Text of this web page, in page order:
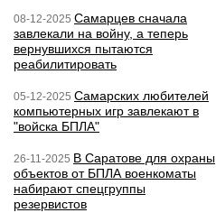
08-12-2025 Самарцев сначала
завлекали на войну, а теперь
вернувшихся пытаются
реабилитировать
05-12-2025 Самарских любителей
компьютерных игр завлекают в
"войска БПЛА"
26-11-2025 В Саратове для охраны
объектов от БПЛА военкоматы
набирают спецгруппы
резервистов